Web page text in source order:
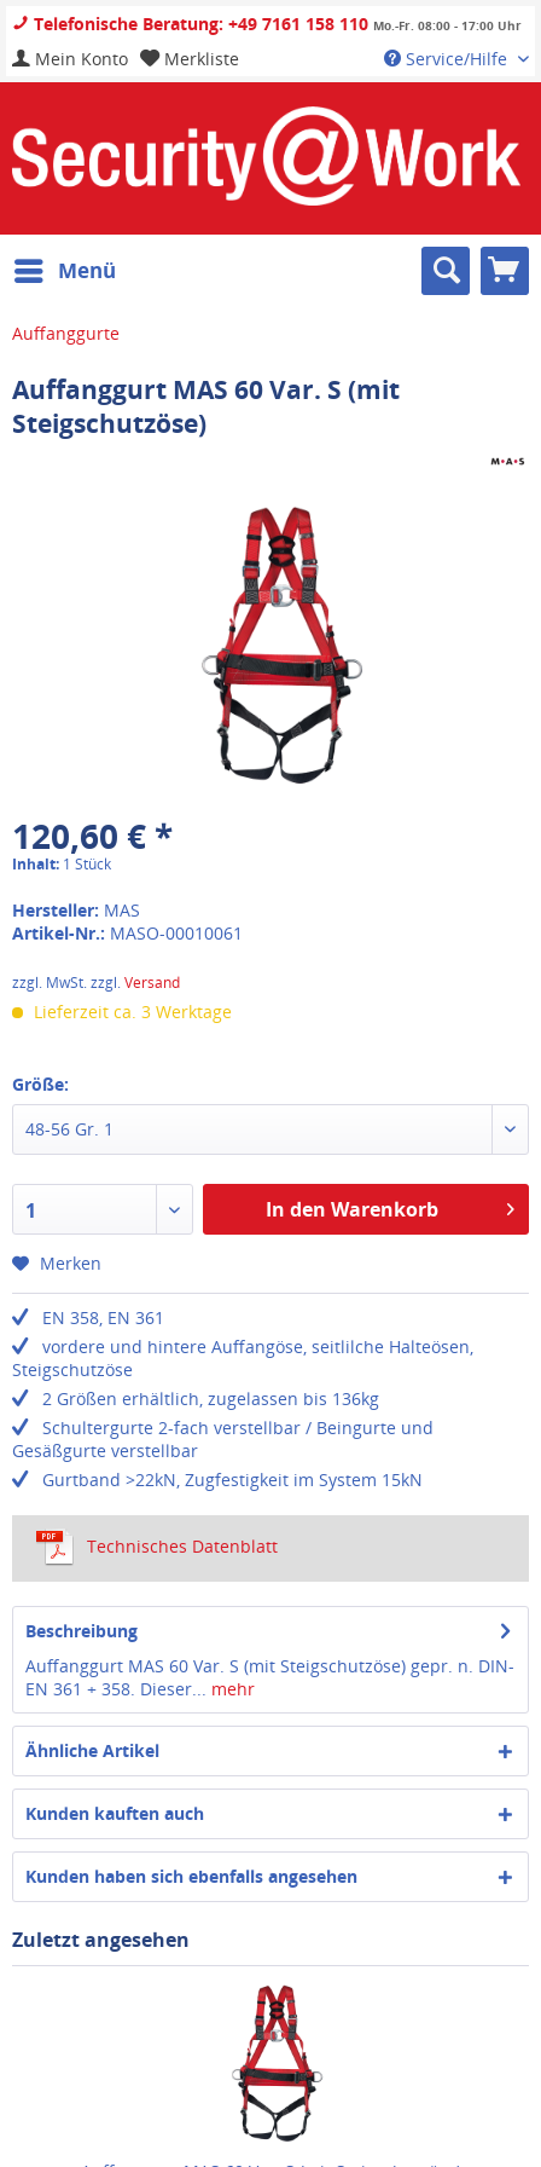
Telefonische Beratung: +49 7161 158 110 Mo.-Fr. 08:00 - 17:00 Uhr
Service/Hilfe
Mein Konto Merkliste
Menü
Auffanggurte
Auffanggurt MAS 60 Var. S (mit
Steigschutzöse)
120,60 € *
Inhalt: 1 Stück
Hersteller: MAS
Artikel-Nr.: MASO-00010061
zzgl. MwSt. zzgl.Versand
Lieferzeit ca. 3 Werktage
Größe:
48-56 Gr. 1
1 In den Warenkorb
Merken
EN 358, EN 361
vordere und hintere Auffangöse, seitlilche Halteösen,
Steigschutzöse
2 Größen erhältlich, zugelassen bis 136kg
Schultergurte 2-fach verstellbar / Beingurte und
Gesäßgurte verstellbar
Gurtband >22kN, Zugfestigkeit im System 15kN
Technisches Datenblatt
Beschreibung
Auffanggurt MAS 60 Var. S (mit Steigschutzöse) gepr. n. DIN-
EN 361 + 358. Dieser... mehr
Ähnliche Artikel
Kunden kauften auch
Kunden haben sich ebenfalls angesehen
Zuletzt angesehen